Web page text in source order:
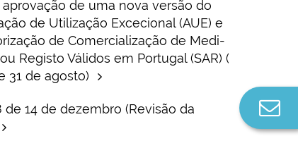
aprovação de uma nova versão do
de Utilização Excecional (AUE) e
de Comercialização de Medi-
Registo Válidos em Portugal (SAR) (
31 de agosto)
14 de dezembro (Revisão da